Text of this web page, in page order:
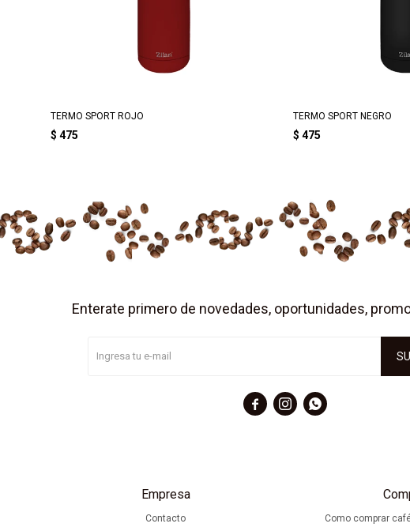
TERMO SPORT ROJO
$ 475
TERMO SPORT NEGRO
$ 475
Empresa
Contacto Como comprar
Enterate primero de novedades, oportunidades,
  